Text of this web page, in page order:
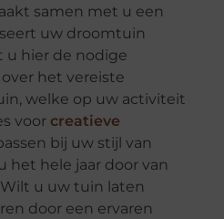
samen met u een
uw droomtuin
u hier de nodige
het vereiste
welke op uw activiteit
voor creatieve
bij uw stijl van
het hele jaar door van
u uw tuin laten
door een ervaren